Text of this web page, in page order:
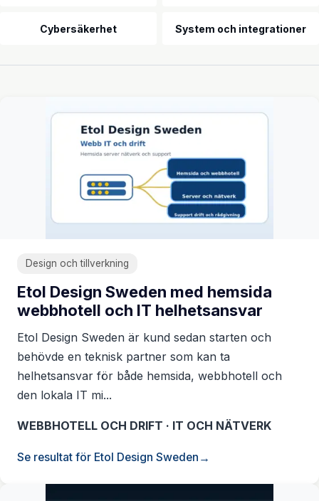
Cybersäkerhet System och integrationer
Design och tillverkning
Etol Design Sweden med hemsida
webbhotell och IT helhetsansvar
Etol Design Sweden är kund sedan starten och
behövde en teknisk partner som kan ta
helhetsansvar för både hemsida, webbhotell och
den lokala IT mi...
WEBBHOTELL OCH DRIFT · IT OCH NÄTVERK
Se resultat för Etol Design Sweden